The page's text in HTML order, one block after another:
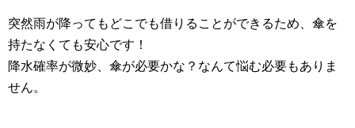
突然雨が降ってもどこでも借りることができるため、傘を
持たなくても安心です！
降水確率が微妙、傘が必要かな？なんて悩む必要もありま
せん。